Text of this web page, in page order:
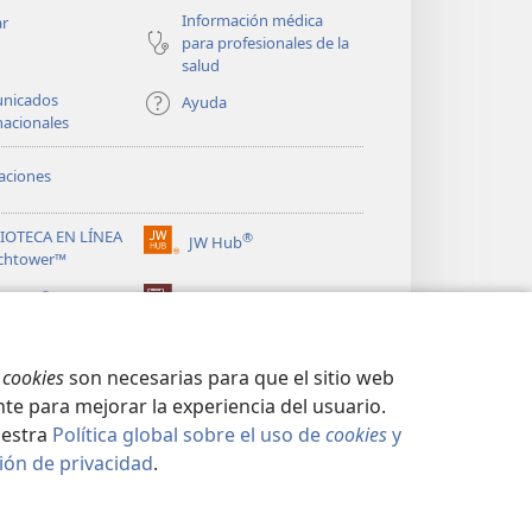
cookiesson necesarias para que el sitio web
para mejorar la experiencia del usuario.
Política global sobre el uso decookiesy
de privacidad.
Información médica
para profesionales de la
salud
Ayuda
EN LÍNEA
JW Hub®
(abre
nueva
®
| CONFIGURACIÓN DE PRIVACIDAD